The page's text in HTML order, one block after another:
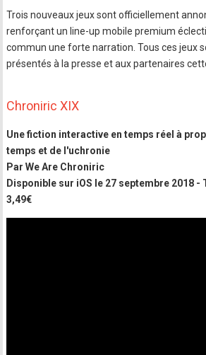
Trois nouveaux jeux sont officiellement
renforçant un line-up mobile premium
commun une forte narration. Tous ces jeux
présentés à la presse et aux partenaires
Chroniric XIX
Une fiction interactive en temps réel à
temps et de l'uchronie
Par We Are Chroniric
Disponible sur iOS le 27 septembre 2018 -
3,49€